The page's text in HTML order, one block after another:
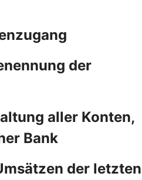
der
aller Konten,
Bank
der letzten